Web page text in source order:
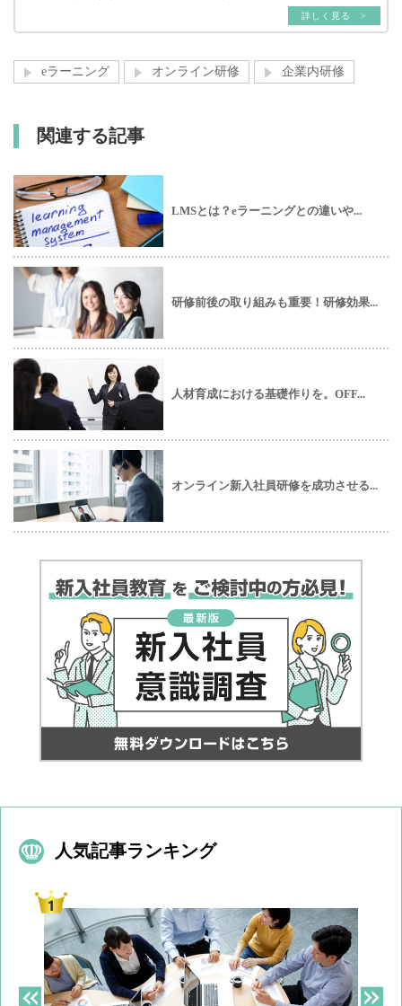
詳しく見る >
eラーニング オンライン研修 企業内研修
関連する記事
LMSとは？eラーニングとの違いや...
研修前後の取り組みも重要！研修効果...
人材育成における基礎作りを。OFF...
オンライン新入社員研修を成功させる...
人気記事ランキング